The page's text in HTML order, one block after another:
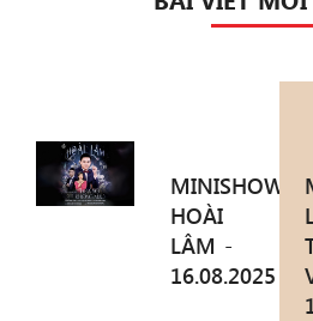
MINISHOW
HOÀI
LÂM -
16.08.2025